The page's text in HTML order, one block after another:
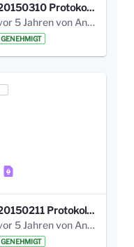
20150310 Protokoll Bismarckplatz_UrbanG_02.pdf
vor 5 Jahren von Anni Schlumberger
GENEHMIGT
20150211 Protokoll Bismarckplatz_Jugend_02b.pdf
vor 5 Jahren von Anni Schlumberger
GENEHMIGT